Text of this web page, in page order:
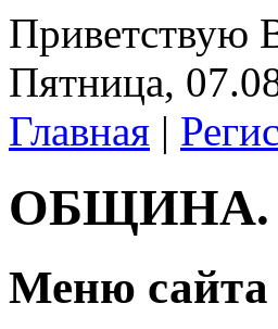
Приветствую
Пятница,
Главная |
ОБЩИНА.
Меню сайта